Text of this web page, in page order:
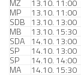
MŽ 13.10. 11:00
MP 13.10. 11:00
SDB 13.10. 13:00
MB 13.10. 15:30
SDA 14.10. 13:00
SP 14.10. 13:00
SP 14.10. 14:00
MA 14.10. 15:30